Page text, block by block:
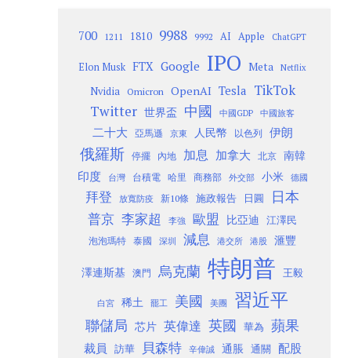
700 1211 1810 9988 9992 AI Apple ChatGPT
Elon Musk FTX Google IPO Meta Netflix
Nvidia Omicron OpenAI Tesla TikTok
Twitter 世界盃 中國 中國GDP 中國旅客
二十大 亞馬遜 京東 人民幣 以色列 伊朗
俄羅斯 停擺 內地 加息 加拿大 北京
南韓
印度
台灣 台積電 哈里 商務部 外交部 小米 德國
拜登 放寬防疫 新10條 施政報告 日圓 日本
普京 李家超 李強 歐盟 比亞迪 江澤民
泡泡瑪特 泰國 深圳 減息 港交所 港股 滙豐
澤連斯基 澳門 烏克蘭 特朗普 王毅
白宮 稀土 罷工 美國 美團 習近平
聯儲局 芯片 英偉達 英國 華為 蘋果
裁員 訪華 貝森特 辛偉誠 通脹 通關 配股